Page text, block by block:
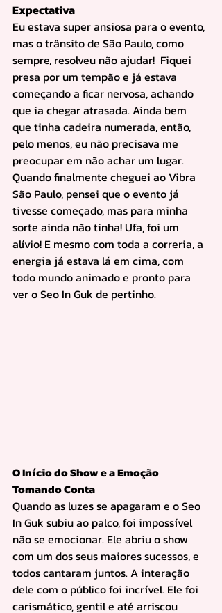
Expectativa
Eu estava super ansiosa para o evento,
mas o trânsito de São Paulo, como
sempre, resolveu não ajudar!  Fiquei
presa por um tempão e já estava
começando a ficar nervosa, achando
que ia chegar atrasada. Ainda bem
que tinha cadeira numerada, então,
pelo menos, eu não precisava me
preocupar em não achar um lugar.
Quando finalmente cheguei ao Vibra
São Paulo, pensei que o evento já
tivesse começado, mas para minha
sorte ainda não tinha! Ufa, foi um
alívio! E mesmo com toda a correria, a
energia já estava lá em cima, com
todo mundo animado e pronto para
ver o Seo In Guk de pertinho.
O Início do Show e a Emoção
Tomando Conta
Quando as luzes se apagaram e o Seo
In Guk subiu ao palco, foi impossível
não se emocionar. Ele abriu o show
com um dos seus maiores sucessos, e
todos cantaram juntos. A interação
dele com o público foi incrível. Ele foi
carismático, gentil e até arriscou